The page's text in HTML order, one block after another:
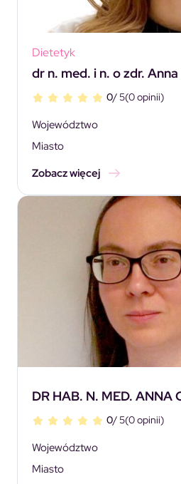
Dietetyk
dr n. med. i n. o zdr.
0/ 5(0 opinii)
Województwo
Miasto
Zobacz więcej
DR HAB. N. MED. ANNA
0/ 5(0 opinii)
Województwo
Miasto